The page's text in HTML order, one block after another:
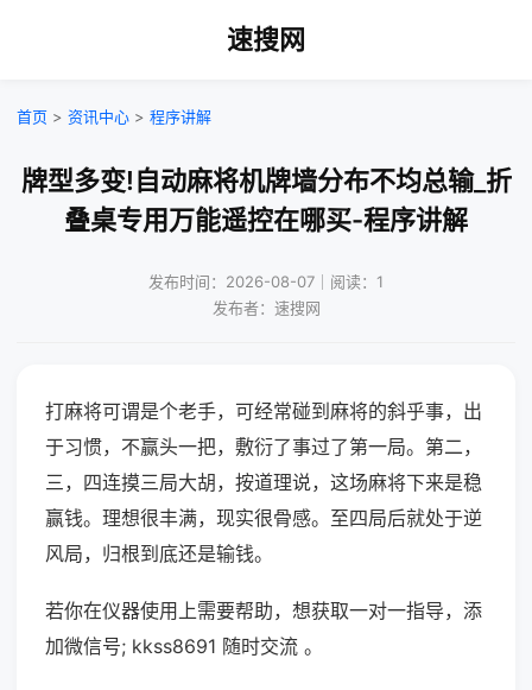
速搜网
首页 > 资讯中心 > 程序讲解
牌型多变!自动麻将机牌墙分布不均总输_折
叠桌专用万能遥控在哪买-程序讲解
发布时间：2026-08-07｜阅读：1
发布者：速搜网
打麻将可谓是个老手，可经常碰到麻将的斜乎事，出
于习惯，不赢头一把，敷衍了事过了第一局。第二，
三，四连摸三局大胡，按道理说，这场麻将下来是稳
赢钱。理想很丰满，现实很骨感。至四局后就处于逆
风局，归根到底还是输钱。
若你在仪器使用上需要帮助，想获取一对一指导，添
加微信号; kkss8691 随时交流 。